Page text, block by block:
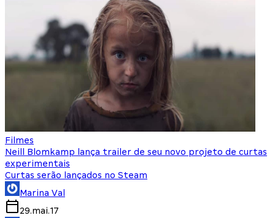
Filmes
Neill Blomkamp lança trailer de seu novo projeto de curtas
experimentais
Curtas serão lançados no Steam
Marina Val
29.mai.17